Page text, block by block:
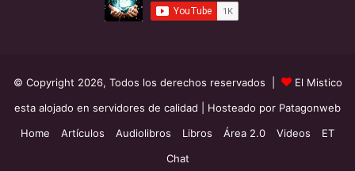
Redes Sociales
▶️https://www.facebook.com/misticos
▶️https://www.twitter.com/elmisticoweb
https://www.instagram.com/elmisticoweb/
https://t.me/misticosentelegram
© Copyright 2026, Todos los derechos reservados |
El Mistico
esta alojado en servidores de calidad | Hosteado por Patagonweb
Home
Artículos Audiolibros Libros Área 2.0 Videos
ET
Chat